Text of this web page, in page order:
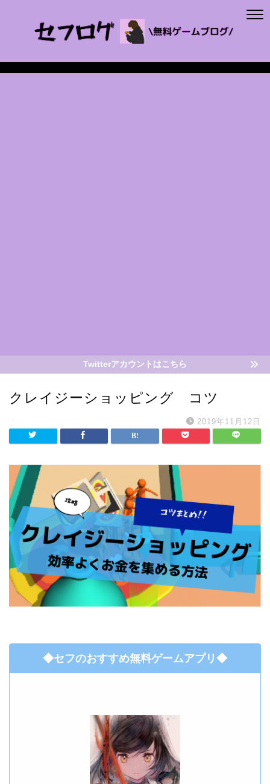
Twitterアカウントはこちら
クレイジーショッピング コツ
2019年11月12日
◆セフのおすすめ無料ゲームアプリ◆